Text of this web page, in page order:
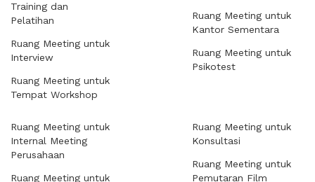
Training dan
Pelatihan
Ruang Meeting untuk
Interview
Ruang Meeting untuk
Tempat Workshop
Ruang Meeting untuk
Kantor Sementara
Ruang Meeting untuk
Psikotest
Ruang Meeting untuk
Internal Meeting
Perusahaan
Ruang Meeting untuk
Ruang Meeting untuk
Konsultasi
Ruang Meeting untuk
Pemutaran Film